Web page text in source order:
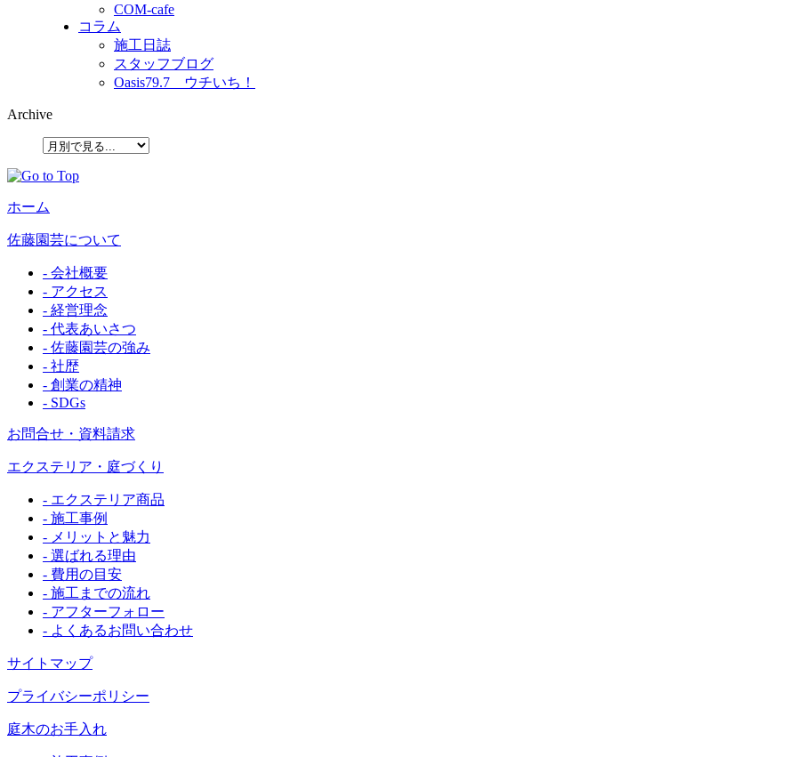
COM-cafe
コラム
施工日誌
スタッフブログ
Oasis79.7 ウチいち！
Archive
ホーム
佐藤園芸について
- 会社概要
- アクセス
- 経営理念
- 代表あいさつ
- 佐藤園芸の強み
- 社歴
- 創業の精神
- SDGs
お問合せ・資料請求
エクステリア・庭づくり
- エクステリア商品
- 施工事例
- メリットと魅力
- 選ばれる理由
- 費用の目安
- 施工までの流れ
- アフターフォロー
- よくあるお問い合わせ
サイトマップ
プライバシーポリシー
庭木のお手入れ